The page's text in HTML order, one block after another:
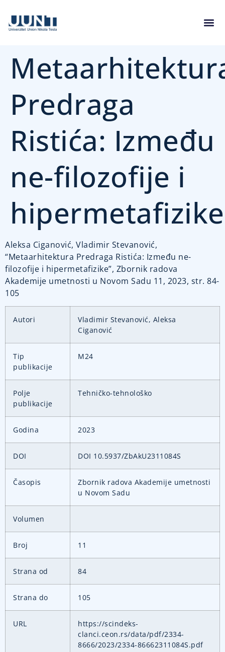
Predraga
Ristića: Između
ne-filozofije i
hipermetafizike
Aleksa Ciganović, Vladimir Stevanović,
“Metaarhitektura Predraga Ristića: Između ne-
filozofije i hipermetafizike”, Zbornik radova
Akademije umetnosti u Novom Sadu 11, 2023, str. 84-
105
Autori
Vladimir Stevanović, Aleksa
Ciganović
Tip
publikacije
M24
Polje
publikacije
Tehničko-tehnološko
Godina 2023
DOI DOI 10.5937/ZbAkU2311084S
Časopis
Zbornik radova Akademije umetnosti
u Novom Sadu
Volumen
Broj 11
Strana od 84
Strana do 105
URL
https://scindeks-
clanci.ceon.rs/data/pdf/2334-
8666/2023/2334-86662311084S.pdf